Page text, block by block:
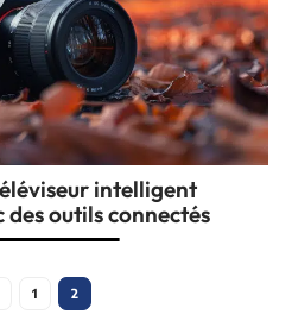
intelligent
outils connectés
1 2